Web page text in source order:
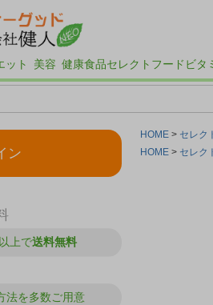
ット 美容 健康食品セレクトフード ビタ
ン
上で送料無料
法を多数ご用意
HOME
セレク
HOME
セレク